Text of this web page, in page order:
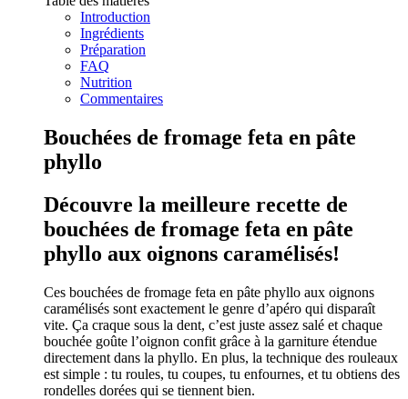
Introduction
Ingrédients
Préparation
FAQ
Nutrition
Commentaires
Bouchées de fromage feta en pâte
phyllo
Découvre la meilleure recette de
bouchées de fromage feta en pâte
phyllo aux oignons caramélisés!
Ces bouchées de fromage feta en pâte phyllo aux oignons
caramélisés sont exactement le genre d’apéro qui disparaît
vite. Ça craque sous la dent, c’est juste assez salé et chaque
bouchée goûte l’oignon confit grâce à la garniture étendue
directement dans la phyllo. En plus, la technique des rouleaux
est simple : tu roules, tu coupes, tu enfournes, et tu obtiens des
rondelles dorées qui se tiennent bien.